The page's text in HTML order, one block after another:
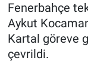
Fenerbahçe
Aykut
Kartal göreve
çevrildi.
Gündem
Kültür-